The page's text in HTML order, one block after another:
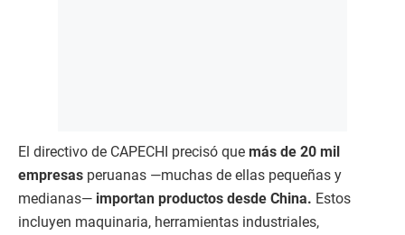
El directivo de CAPECHI precisó que más de 20 mil
empresas peruanas —muchas de ellas pequeñas y
medianas— importan productos desde China. Estos
incluyen maquinaria, herramientas industriales,